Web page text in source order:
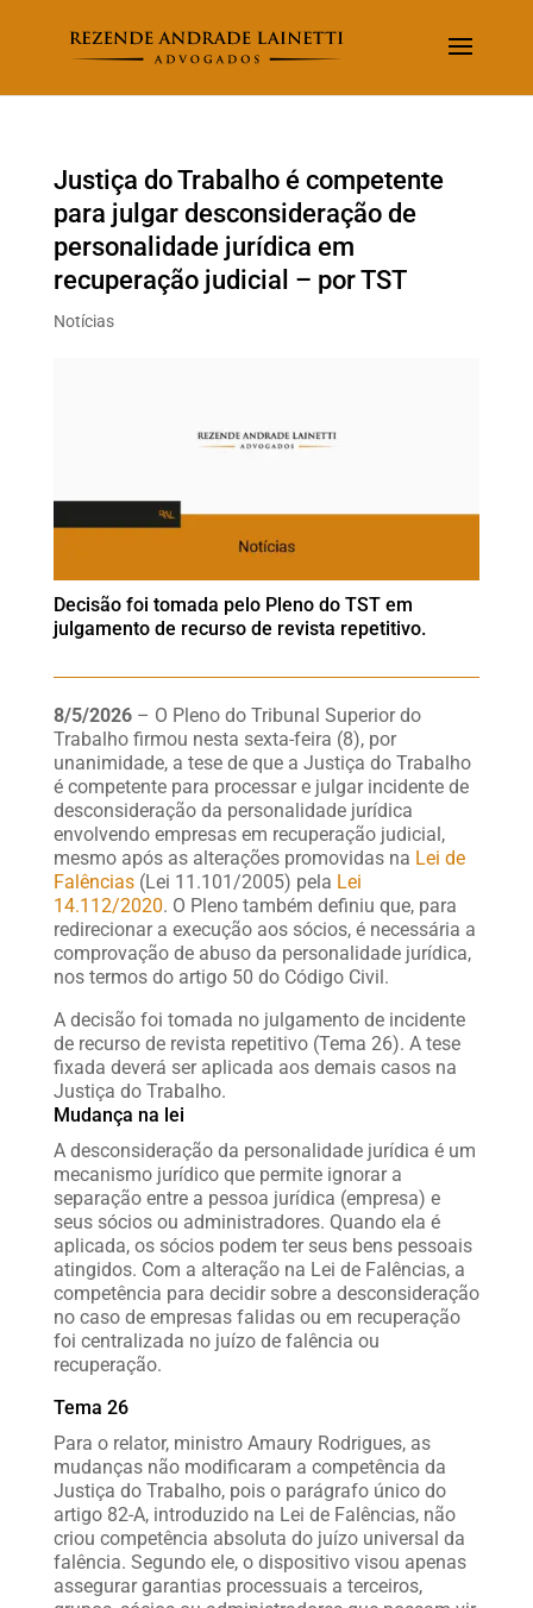
Justiça do Trabalho é competente
para julgar desconsideração de
personalidade jurídica em
recuperação judicial – por TST
Notícias
Decisão foi tomada pelo Pleno do TST em
julgamento de recurso de revista repetitivo.
8/5/2026– O Pleno do Tribunal Superior do
Trabalho firmou nesta sexta-feira (8), por
unanimidade, a tese de que a Justiça do Trabalho
é competente para processar e julgar incidente de
desconsideração da personalidade jurídica
envolvendo empresas em recuperação judicial,
mesmo após as alterações promovidas na Lei de
Falências(Lei 11.101/2005) pela Lei
14.112/2020. O Pleno também definiu que, para
redirecionar a execução aos sócios, é necessária a
comprovação de abuso da personalidade jurídica,
nos termos do artigo 50 do Código Civil.
A decisão foi tomada no julgamento de incidente
de recurso de revista repetitivo (Tema 26). A tese
fixada deverá ser aplicada aos demais casos na
Justiça do Trabalho.
Mudança na lei
A desconsideração da personalidade jurídica é um
mecanismo jurídico que permite ignorar a
separação entre a pessoa jurídica (empresa) e
seus sócios ou administradores. Quando ela é
aplicada, os sócios podem ter seus bens pessoais
atingidos. Com a alteração na Lei de Falências, a
competência para decidir sobre a desconsideração
no caso de empresas falidas ou em recuperação
foi centralizada no juízo de falência ou
recuperação.
Tema 26
Para o relator, ministro Amaury Rodrigues, as
mudanças não modificaram a competência da
Justiça do Trabalho, pois o parágrafo único do
artigo 82-A, introduzido na Lei de Falências, não
criou competência absoluta do juízo universal da
falência. Segundo ele, o dispositivo visou apenas
assegurar garantias processuais a terceiros,